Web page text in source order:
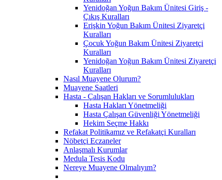
Yenidoğan Yoğun Bakım Ünitesi Giriş -
Çıkış Kuralları
Erişkin Yoğun Bakım Ünitesi Ziyaretçi
Kuralları
Çocuk Yoğun Bakım Ünitesi Ziyaretçi
Kuralları
Yenidoğan Yoğun Bakım Ünitesi Ziyaretçi
Kuralları
Nasıl Muayene Olurum?
Muayene Saatleri
Hasta - Çalışan Hakları ve Sorumlulukları
Hasta Hakları Yönetmeliği
Hasta Çalışan Güvenliği Yönetmeliği
Hekim Seçme Hakkı
Refakat Politikamız ve Refakatçi Kuralları
Nöbetçi Eczaneler
Anlaşmalı Kurumlar
Medula Tesis Kodu
Nereye Muayene Olmalıyım?